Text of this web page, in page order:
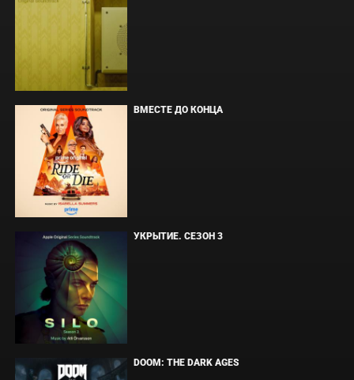
ВМЕСТЕ ДО КОНЦА
УКРЫТИЕ. СЕЗОН 3
DOOM: THE DARK AGES